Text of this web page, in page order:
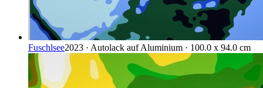
Fuschlsee2023 · Autolack auf Aluminium · 100.0 x 94.0 cm